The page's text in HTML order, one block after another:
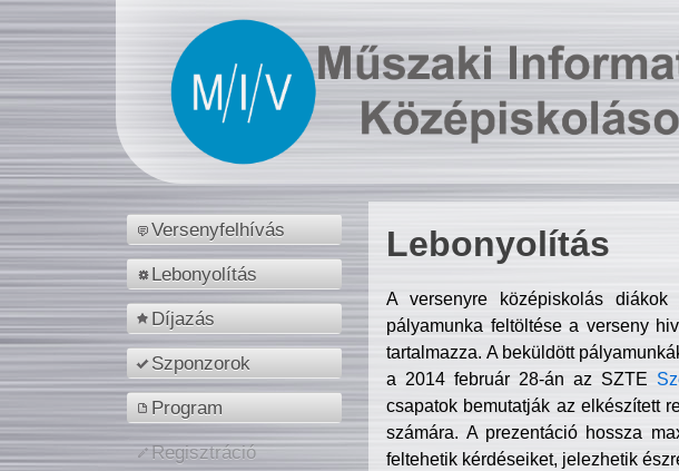
Versenyfelhívás
Lebonyolítás
Díjazás
Szponzorok
Program
Regisztráció
Lebonyolítás
A versenyre középiskolás
pályamunka feltöltése a verseny
tartalmazza. A beküldött
a 2014 február 28-án az SZTE
csapatok bemutatják az elkészített
számára. A prezentáció hossza
feltehetik kérdéseiket, jelezhetik